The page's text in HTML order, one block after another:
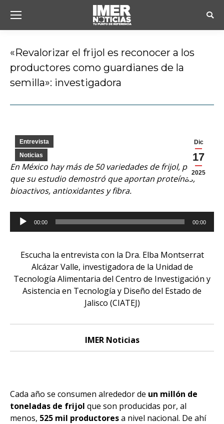
«Revalorizar el frijol es reconocer a los
productores como guardianes de la
semilla»: investigadora
Dic
17
2025
Entrevista
Noticias
En México hay más de 50 variedades de frijol, por lo
que su estudio demostró que aportan proteínas,
bioactivos, antioxidantes y fibra.
Reproductor
de
00:00 00:00
Escucha la entrevista con la Dra. Elba Montserrat
Alcázar Valle, investigadora de la Unidad de
Tecnología Alimentaria del Centro de Investigación y
Asistencia en Tecnología y Diseño del Estado de
Jalisco (CIATEJ)
IMER Noticias
Cada año se consumen alrededor de un millón de
toneladas de frijol que son producidas por, al
menos, 525 mil productoresa nivel nacional. De ahí